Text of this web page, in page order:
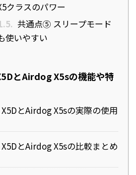
クラスのパワー
共通点⑤ スリープモード
使いやすい
とAirdog X5sの機能や特
とAirdog X5sの実際の使用
とAirdog X5sの比較まとめ